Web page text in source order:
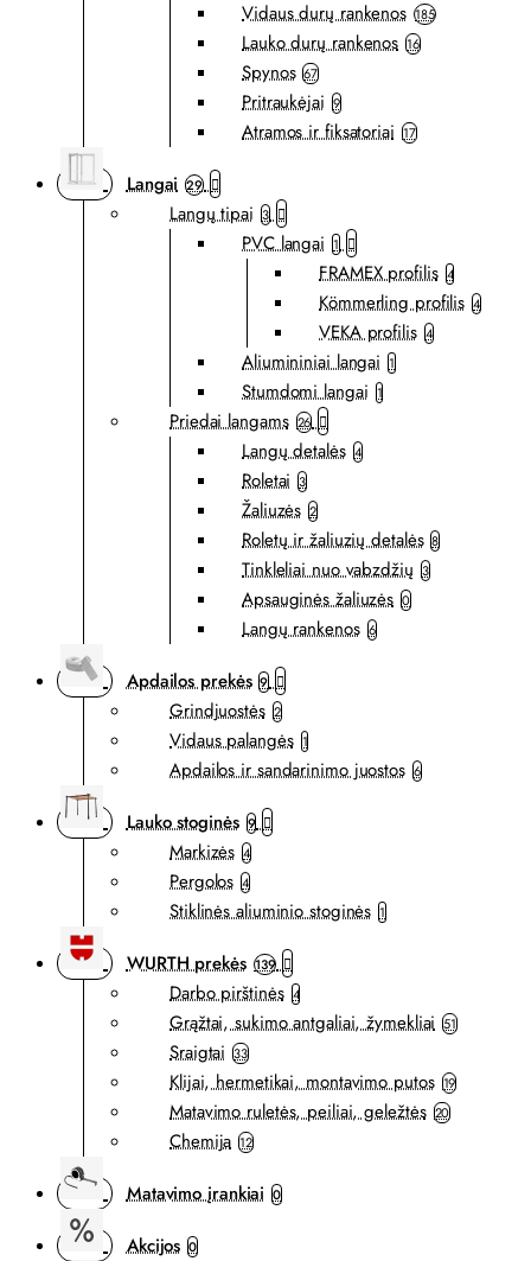
Vidaus durų rankenos 185
Lauko durų rankenos 16
Spynos 67
Pritraukėjai 9
Atramos ir fiksatoriai 17
Langai 29
Langų tipai 3
PVC langai 1
FRAMEX profilis 4
Kömmerling profilis 4
VEKA profilis 4
Aliumininiai langai 1
Stumdomi langai 1
Priedai langams 26
Langų detalės 4
Roletai 3
Žaliuzės 2
Roletų ir žaliuzių detalės 8
Tinkleliai nuo vabzdžių 3
Apsauginės žaliuzės 0
Langų rankenos 6
Apdailos prekės 9
Grindjuostės 2
Vidaus palangės 1
Apdailos ir sandarinimo juostos 6
Lauko stoginės 9
Markizės 4
Pergolos 4
Stiklinės aliuminio stoginės 1
WURTH prekės 139
Darbo pirštinės 4
Grąžtai, sukimo antgaliai, žymekliai 51
Sraigtai 33
Klijai, hermetikai, montavimo putos 19
Matavimo ruletės, peiliai, geležtės 20
Chemija 12
Matavimo įrankiai 0
Akcijos 0